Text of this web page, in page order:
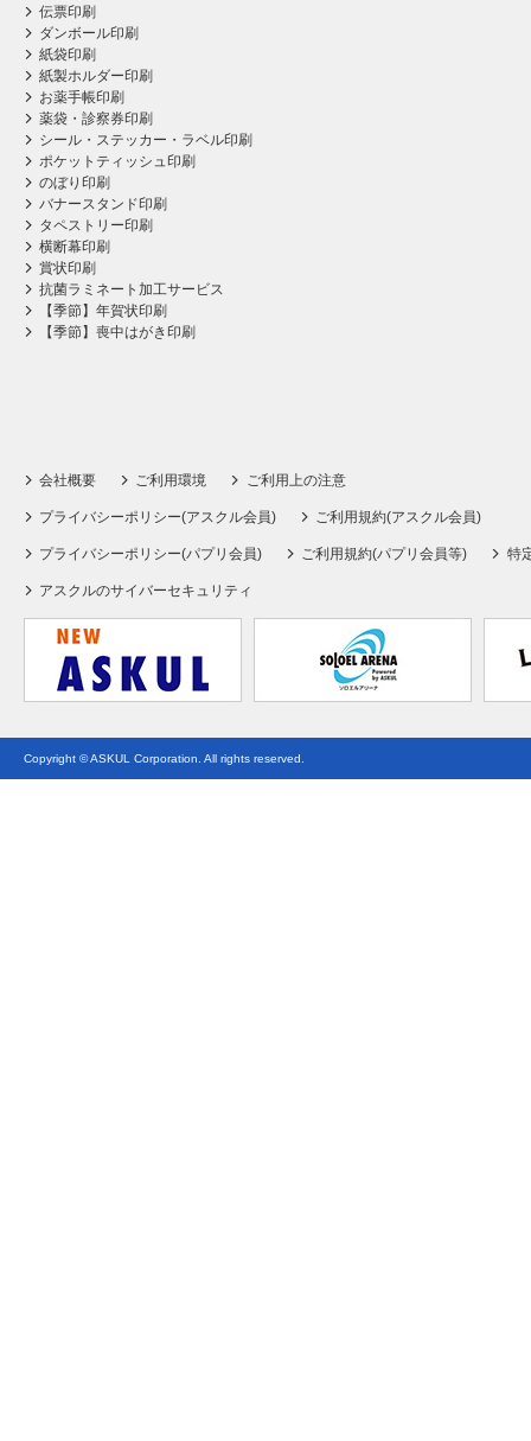
伝票印刷
ダンボール印刷
紙袋印刷
紙製ホルダー印刷
お薬手帳印刷
薬袋・診察券印刷
シール・ステッカー・ラベル印刷
ポケットティッシュ印刷
のぼり印刷
バナースタンド印刷
タペストリー印刷
横断幕印刷
賞状印刷
抗菌ラミネート加工サービス
【季節】年賀状印刷
【季節】喪中はがき印刷
会社概要 ご利用環境 ご利用上の注意
プライバシーポリシー(アスクル会員) ご利用規約(アスクル会員)
プライバシーポリシー(パプリ会員) ご利用規約(パプリ会員等) 特
アスクルのサイバーセキュリティ
Copyright © ASKUL Corporation. All rights reserved.